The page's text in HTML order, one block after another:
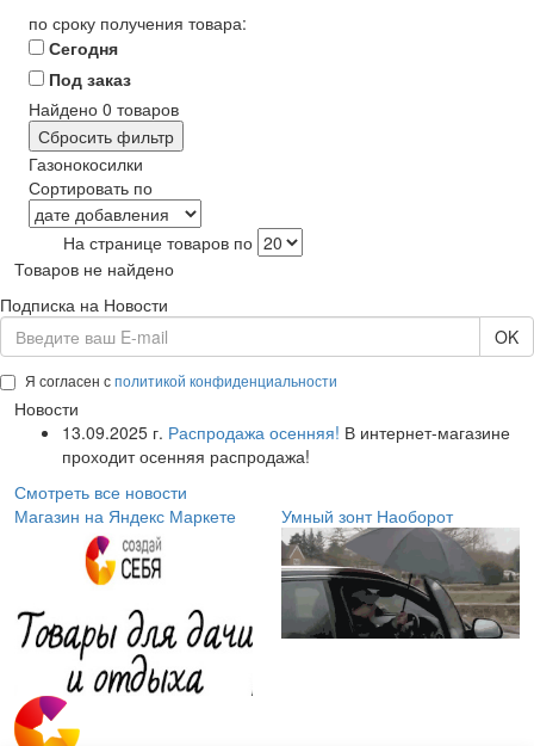
по сроку получения товара:
Сегодня
Под заказ
Найдено 0 товаров
Сбросить фильтр
Газонокосилки
Сортировать по
На странице товаров по
Товаров не найдено
Подписка на Новости
OK
Я согласен сполитикой конфиденциальности
Новости
13.09.2025 г. Распродажа осенняя! В интернет-магазине
проходит осенняя распродажа!
Смотреть все новости
Магазин на Яндекс Маркете
Умный зонт Наоборот